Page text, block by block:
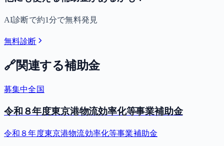
AI診断で約1分で無料発見
無料診断
🔗関連する補助金
募集中全国
令和８年度東京港物流効率化等事業補助金
令和８年度東京港物流効率化等事業補助金